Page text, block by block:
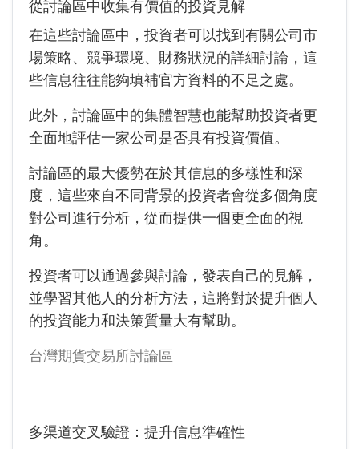
從討論區中收集有價值的投資見解
在這些討論區中，投資者可以找到有關公司市
場策略、競爭環境、財務狀況的詳細討論，這
些信息往往能夠填補官方資料的不足之處。
此外，討論區中的集體智慧也能幫助投資者更
全面地評估一家公司是否具有投資價值。
討論區的最大優勢在於其信息的多樣性和深
度，這些來自不同背景的投資者會從多個角度
對公司進行分析，從而提供一個更全面的視
角。
投資者可以通過參與討論，發表自己的見解，
並學習其他人的分析方法，這將對於提升個人
的投資能力和決策質量大有幫助。
台灣期貨交易所討論區
多渠道交叉驗證：提升信息準確性